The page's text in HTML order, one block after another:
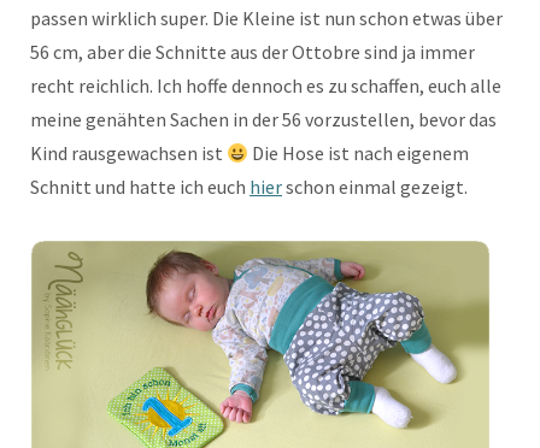
passen wirklich super. Die Kleine ist nun schon etwas über
56 cm, aber die Schnitte aus der Ottobre sind ja immer
recht reichlich. Ich hoffe dennoch es zu schaffen, euch alle
meine genähten Sachen in der 56 vorzustellen, bevor das
Kind rausgewachsen ist
Die Hose ist nach eigenem
Schnitt und hatte ich euch hierschon einmal gezeigt.